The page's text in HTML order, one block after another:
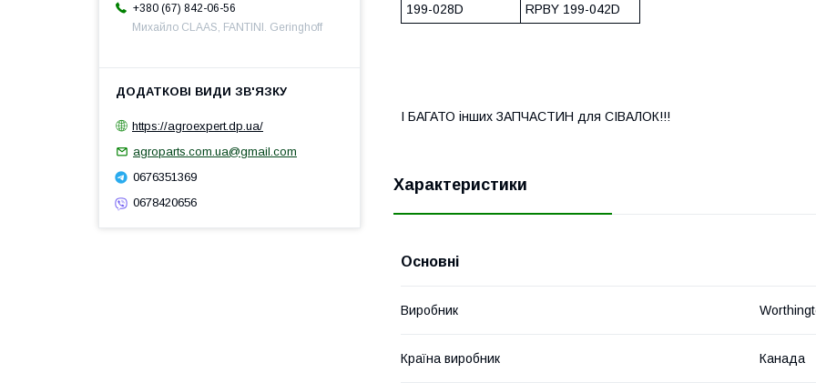
199-028D
RPBY 199-042D
І БАГАТО інших ЗАПЧАСТИН для СІВАЛОК!!!
Характеристики
Основні
Виробник
Країна виробник Канада
+380 (67) 842-06-56
Михайло CLAAS, FANTINI. Geringhoff
https://agroexpert.dp.ua/
agroparts.com.ua@gmail.com
0676351369
0678420656